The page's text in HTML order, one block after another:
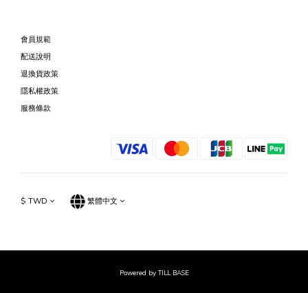
會員規範
配送說明
退換貨政策
隱私權政策
服務條款
$ TWD 繁體中文
Powered by TILL BASE